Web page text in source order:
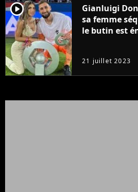
player2
Gianluigi
sa femme
le butin est
21 juillet 2023